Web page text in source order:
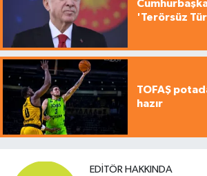
'Terörsüz
TOFAŞ
hazır
EDITÖR HAKKINDA